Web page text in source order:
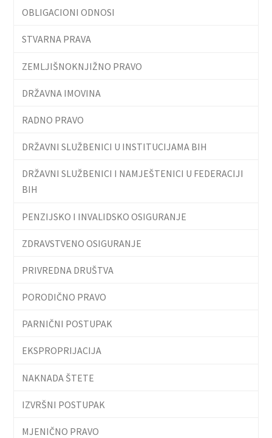
OBLIGACIONI ODNOSI
STVARNA PRAVA
ZEMLJIŠNOKNJIŽNO PRAVO
DRŽAVNA IMOVINA
RADNO PRAVO
DRŽAVNI SLUŽBENICI U INSTITUCIJAMA BIH
DRŽAVNI SLUŽBENICI I NAMJEŠTENICI U FEDERACIJI
BIH
PENZIJSKO I INVALIDSKO OSIGURANJE
ZDRAVSTVENO OSIGURANJE
PRIVREDNA DRUŠTVA
PORODIČNO PRAVO
PARNIČNI POSTUPAK
EKSPROPRIJACIJA
NAKNADA ŠTETE
IZVRŠNI POSTUPAK
MJENIČNO PRAVO